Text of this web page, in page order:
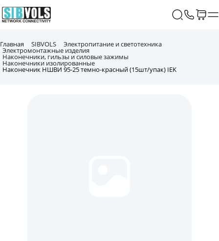
Главная SIBVOLS Электропитание и светотехника
Электромонтажные изделия
Наконечники, гильзы и силовые зажимы
Наконечники изолированные
Наконечник НШВИ 95-25 темно-красный (15шт/упак) IEK